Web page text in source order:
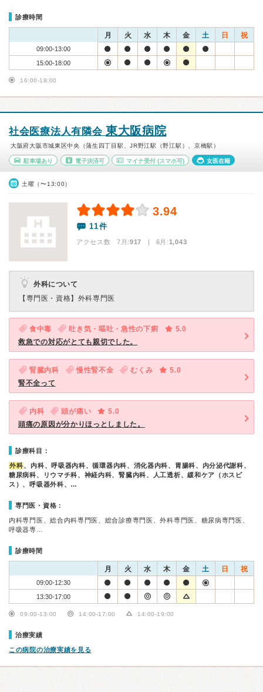
診療時間
月 火 水 木 金 土 日 祝
09:00-13:00
15:00-18:00
16:00-19:00
社会医療法人有隣会 東大阪病院
大阪府大阪市城東区中央（蒲生四丁目駅、JR野江駅（野江駅）、京橋駅）
駐車場あり 電子決済可 マイナ受付 (スマホ可) 女医在籍
土曜（〜13:00）
3.94
11件
アクセス数 7月:917 | 6月:1,043
外科について
【専門医・資格】 外科専門医
食中毒 吐き気・嘔吐・急性の下痢
5.0
救急での対応がとても親切でした。
腎臓内科 慢性腎不全 むくみ
5.0
腎不全って
内科 頭が痛い
5.0
頭痛の原因が分かりほっとしました。
診療科目：
外科、内科、呼吸器内科、循環器内科、消化器内科、胃腸科、内分泌代謝科、
糖尿病科、リウマチ科、神経内科、腎臓内科、人工透析、緩和ケア（ホスピ
ス）、呼吸器外科、…
専門医・資格：
内科専門医、総合内科専門医、総合診療専門医、外科専門医、糖尿病専門医、
呼吸器専…
診療時間
月 火 水 木 金 土 日 祝
09:00-12:30
13:30-17:00
09:00-13:00 14:00-17:00 14:00-19:00
治療実績
この病院の治療実績を見る